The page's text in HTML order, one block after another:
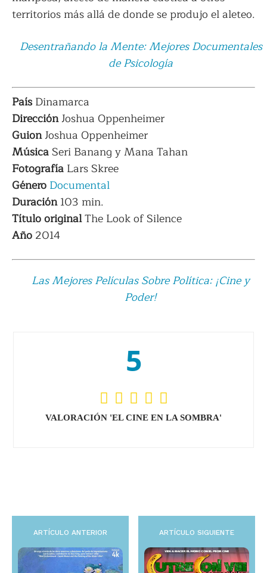
territorios más allá de donde se produjo el aleteo.
Desentrañando la Mente: Mejores Documentales
de Psicología
País Dinamarca
DirecciónJoshua Oppenheimer
GuionJoshua Oppenheimer
Música Seri Banang y Mana Tahan
Fotografía Lars Skree
Género Documental
Duración103 min.
Título originalThe Look of Silence
Año 2014
Las Mejores Películas Sobre Política: ¡Cine y
Poder!
5
VALORACIÓN 'EL CINE EN LA SOMBRA'
ARTÍCULO ANTERIOR ARTÍCULO SIGUIENTE